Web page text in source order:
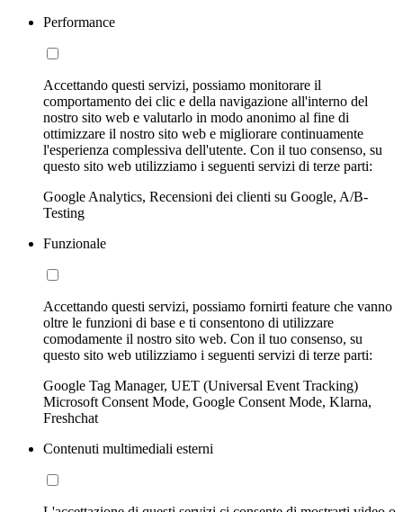
Performance
Accettando questi servizi, possiamo monitorare il
comportamento dei clic e della navigazione all'interno del
nostro sito web e valutarlo in modo anonimo al fine di
ottimizzare il nostro sito web e migliorare continuamente
l'esperienza complessiva dell'utente. Con il tuo consenso, su
questo sito web utilizziamo i seguenti servizi di terze parti:
Google Analytics, Recensioni dei clienti su Google, A/B-
Testing
Funzionale
Accettando questi servizi, possiamo fornirti feature che vanno
oltre le funzioni di base e ti consentono di utilizzare
comodamente il nostro sito web. Con il tuo consenso, su
questo sito web utilizziamo i seguenti servizi di terze parti:
Google Tag Manager, UET (Universal Event Tracking)
Microsoft Consent Mode, Google Consent Mode, Klarna,
Freshchat
Contenuti multimediali esterni